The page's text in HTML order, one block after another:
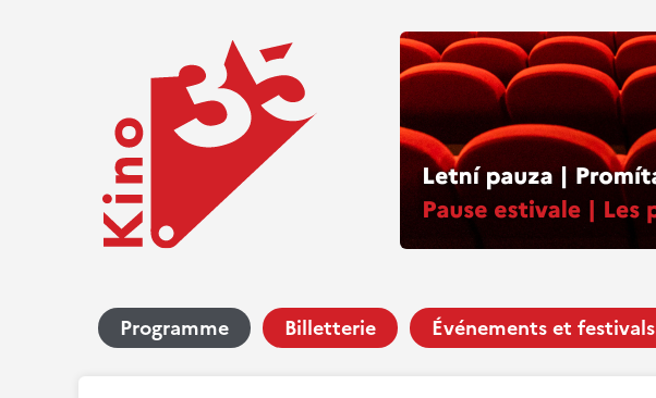
Programme Billetterie Événements et festivals